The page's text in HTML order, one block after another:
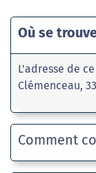
Où se
L'adresse de
Clémenceau,
Comment